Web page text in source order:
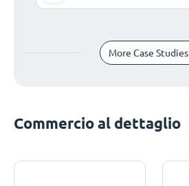
More Case Studies
Commercio al dettaglio